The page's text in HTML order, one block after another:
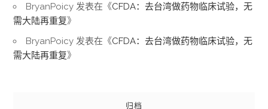
BryanPoicy 发表在《CFDA：去台湾做药物临床试验，无
需大陆再重复》
BryanPoicy 发表在《CFDA：去台湾做药物临床试验，无
需大陆再重复》
归档